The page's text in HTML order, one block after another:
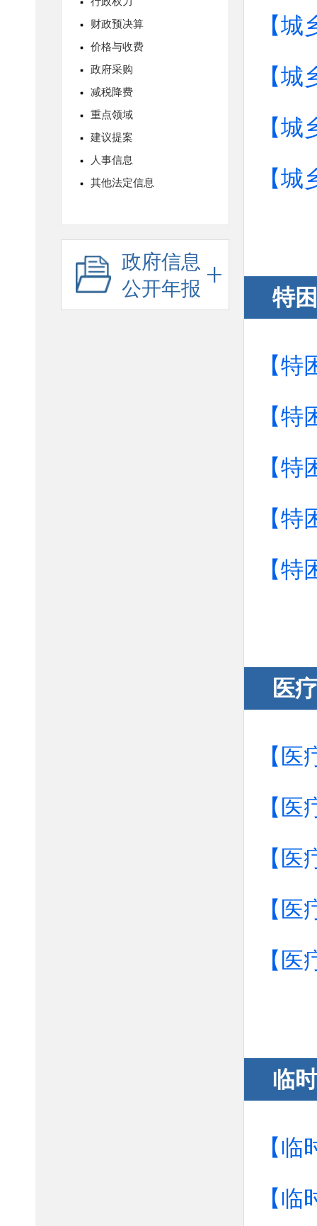
政府信息
公开年报
【
【
【
【
特
【
【
【
【
【
医
【
【
【
【
【
临
【
【